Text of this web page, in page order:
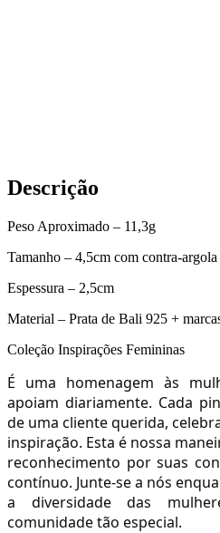
Descrição
Peso Aproximado – 11,3g
Tamanho – 4,5cm com contra-argola
Espessura – 2,5cm
Material – Prata de Bali 925 +
Coleção Inspirações Femininas
É uma homenagem às
apoiam diariamente. Cada
de uma cliente querida,
inspiração. Esta é nossa
reconhecimento por suas
contínuo. Junte-se a nós
a diversidade das
comunidade tão especial.